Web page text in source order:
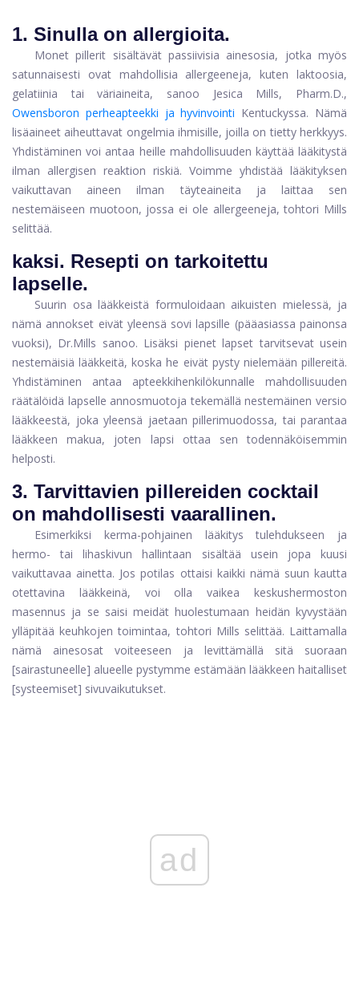
1. Sinulla on allergioita.
Monet pillerit sisältävät passiivisia ainesosia, jotka myös
satunnaisesti ovat mahdollisia allergeeneja, kuten laktoosia,
gelatiinia tai väriaineita, sanoo Jesica Mills, Pharm.D.,
Owensboron perheapteekki ja hyvinvointi Kentuckyssa. Nämä
lisäaineet aiheuttavat ongelmia ihmisille, joilla on tietty herkkyys.
Yhdistäminen voi antaa heille mahdollisuuden käyttää lääkitystä
ilman allergisen reaktion riskiä. Voimme yhdistää lääkityksen
vaikuttavan aineen ilman täyteaineita ja laittaa sen
nestemäiseen muotoon, jossa ei ole allergeeneja, tohtori Mills
selittää.
kaksi. Resepti on tarkoitettu
lapselle.
Suurin osa lääkkeistä formuloidaan aikuisten mielessä, ja
nämä annokset eivät yleensä sovi lapsille (pääasiassa painonsa
vuoksi), Dr.Mills sanoo. Lisäksi pienet lapset tarvitsevat usein
nestemäisiä lääkkeitä, koska he eivät pysty nielemään pillereitä.
Yhdistäminen antaa apteekkihenkilökunnalle mahdollisuuden
räätälöidä lapselle annosmuotoja tekemällä nestemäinen versio
lääkkeestä, joka yleensä jaetaan pillerimuodossa, tai parantaa
lääkkeen makua, joten lapsi ottaa sen todennäköisemmin
helposti.
3. Tarvittavien pillereiden cocktail
on mahdollisesti vaarallinen.
Esimerkiksi kerma-pohjainen lääkitys tulehdukseen ja
hermo- tai lihaskivun hallintaan sisältää usein jopa kuusi
vaikuttavaa ainetta. Jos potilas ottaisi kaikki nämä suun kautta
otettavina lääkkeinä, voi olla vaikea keskushermoston
masennus ja se saisi meidät huolestumaan heidän kyvystään
ylläpitää keuhkojen toimintaa, tohtori Mills selittää. Laittamalla
nämä ainesosat voiteeseen ja levittämällä sitä suoraan
[sairastuneelle] alueelle pystymme estämään lääkkeen haitalliset
[systeemiset] sivuvaikutukset.
ad